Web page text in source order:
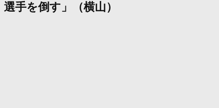
選手を倒す」（横山）